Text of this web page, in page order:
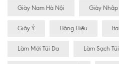
Giày Nam Hà Nội Giày Nhâp
Giày Ý Hàng Hiệu
Làm Mới Túi Da Làm Sạch